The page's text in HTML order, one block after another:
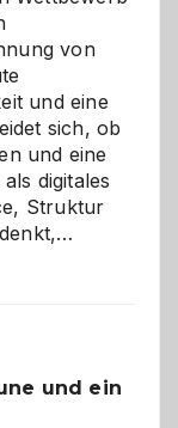
von
und eine
sich, ob
und eine
digitales
Struktur
geworden
und ein